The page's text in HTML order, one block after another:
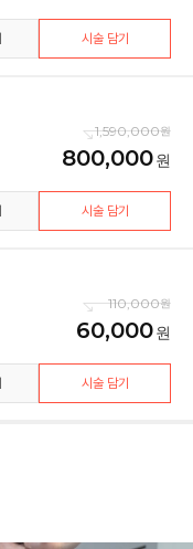
시술 담기
1,590,000
800,000
시술 담기
110,000
60,000
시술 담기